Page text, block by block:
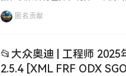
自行研究！更新不断, 勤则利, 荒
匿名贡献
📂大众奥迪 | 工程师
2.5.4 [XML FRF ODX SGO]